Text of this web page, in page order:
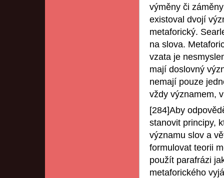
výměny či
existoval dvojí
metaforický.
na slova.
vzata je
mají doslovný
nemají pouze
vždy významem,
[284]Aby
stanovit principy,
významu slov a
formulovat teorii
použít parafrázi
metaforického